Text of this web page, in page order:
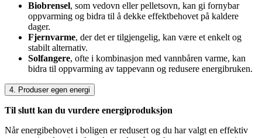
Biobrensel, som vedovn eller pelletsovn, kan gi fornybar
oppvarming og bidra til å dekke effektbehovet på kaldere
dager.
Fjernvarme, der det er tilgjengelig, kan være et enkelt og
stabilt alternativ.
Solfangere, ofte i kombinasjon med vannbåren varme, kan
bidra til oppvarming av tappevann og redusere energibruken.
4. Produser egen energi
Til slutt kan du vurdere energiproduksjon
Når energibehovet i boligen er redusert og du har valgt en effektiv